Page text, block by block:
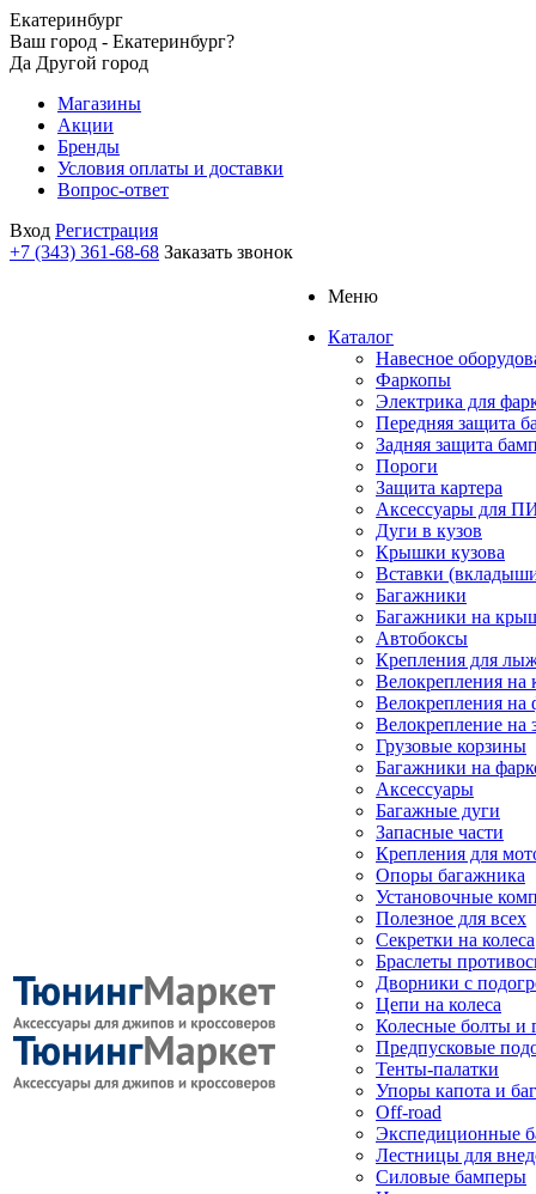
Екатеринбург
Ваш город - Екатеринбург?
Да Другой город
Магазины
Акции
Бренды
Условия оплаты и доставки
Вопрос-ответ
Вход Регистрация
+7 (343) 361-68-68 Заказать звонок
Меню
Каталог
Навесное
Фаркопы
Электрика для
Передняя защита
Задняя защита
Пороги
Защита картера
Аксессуары для
Дуги в кузов
Крышки кузова
Вставки
Багажники
Багажники на
Автобоксы
Крепления для
Велокрепления
Велокрепления на
Велокрепление на
Грузовые корзины
Багажники на
Аксессуары
Багажные дуги
Запасные части
Крепления для
Опоры багажника
Установочные
Полезное для всех
Секретки на колеса
Браслеты
Дворники с
Цепи на колеса
Колесные болты и
Предпусковые
Тенты-палатки
Упоры капота и
Off-road
Экспедиционные
Лестницы для
Силовые бамперы